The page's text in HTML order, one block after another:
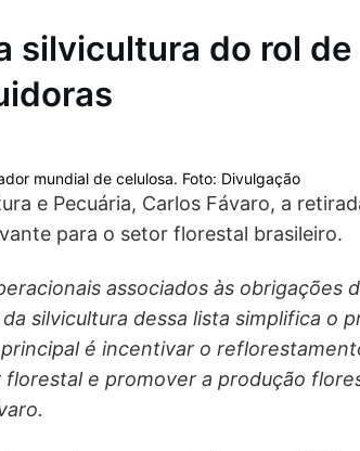
silvicultura do rol de
mundial de celulosa. Foto: Divulgação
e Pecuária, Carlos Fávaro, a
para o setor florestal brasileiro.
associados às obrigações
silvicultura dessa lista simplifica o
é incentivar o
e promover a produção